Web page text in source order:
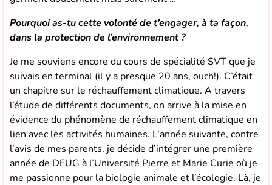
Pourquoi as-tu cette volonté de t’engager, à ta façon,
dans la protection de l’environnement ?
Je me souviens encore du cours de spécialité SVT que je
suivais en terminal (il y a presque 20 ans, ouch!). C’était
un chapitre sur le réchauffement climatique. A travers
l’étude de différents documents, on arrive à la mise en
évidence du phénomène de réchauffement climatique en
lien avec les activités humaines. L’année suivante, contre
l’avis de mes parents, je décide d’intégrer une première
année de DEUG à l’Université Pierre et Marie Curie où je
me passionne pour la biologie animale et l’écologie. Là, je